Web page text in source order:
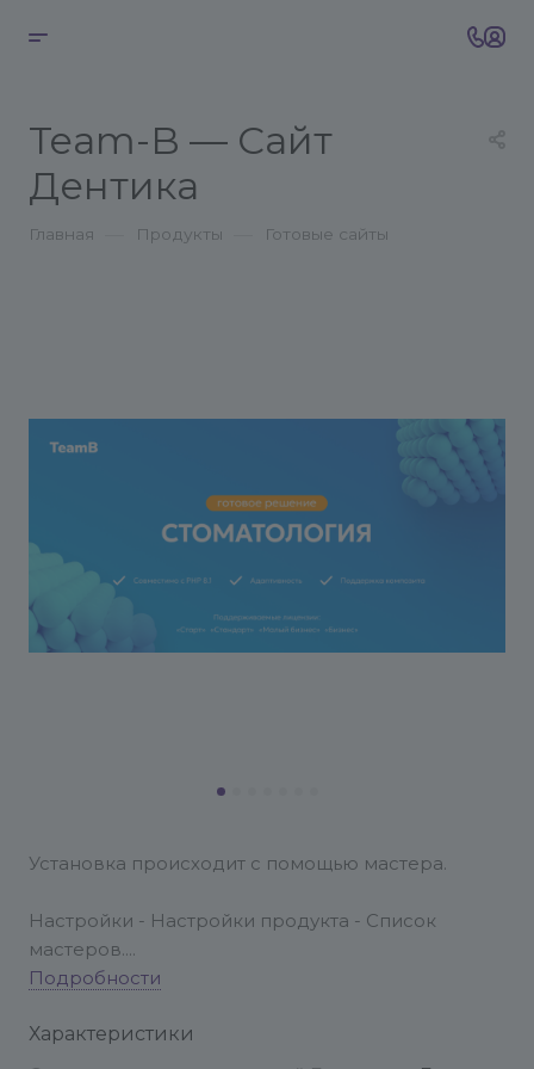
Team-B — Сайт
Дентика
Главная Продукты Готовые сайты
Установка происходит с помощью мастера.
Настройки - Настройки продукта - Список
мастеров.
капчи, ссылки на соц. сети, баннер для шапки
сайта и другое
Мы рады ответить на возникшие
Подробности
Характеристики